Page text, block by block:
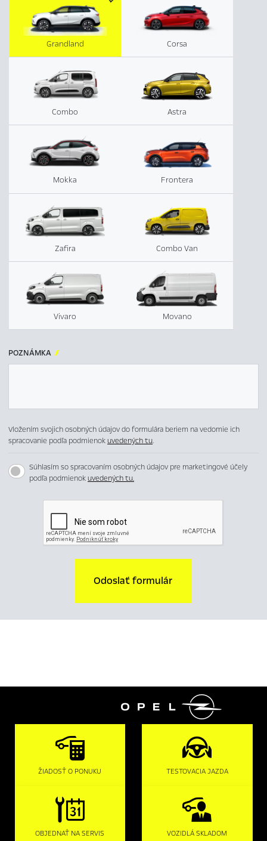
Corsa
Combo Astra
Mokka Frontera
Grandland
Zafira Combo Van
Vivaro Movano
POZNÁMKA 
Vložením svojich osobných údajov do formulára beriem na vedomie ich
spracovanie podľa podmienokuvedených tu.
Súhlasím so spracovaním osobných údajov pre marketingové účely
podľa podmienokuvedených tu.
Odoslať formulár

ŽIADOSŤ O PONUKU TESTOVACIA JAZDA
OBJEDNAŤ NA SERVIS VOZIDLÁ SKLADOM